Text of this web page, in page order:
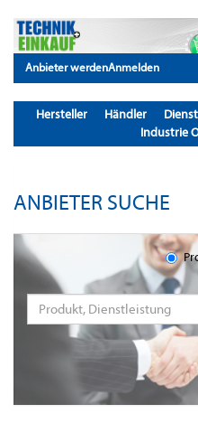
Anbieter werdenAnmelden
Hersteller Händler
Industrie
ANBIETER SUCHE